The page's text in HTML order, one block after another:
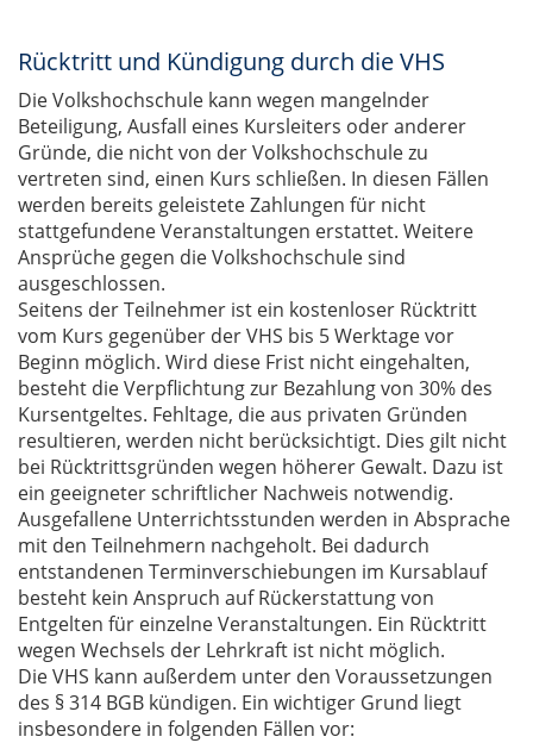
Rücktritt und Kündigung durch die VHS
Die Volkshochschule kann wegen mangelnder
Beteiligung, Ausfall eines Kursleiters oder anderer
Gründe, die nicht von der Volkshochschule zu
vertreten sind, einen Kurs schließen. In diesen Fällen
werden bereits geleistete Zahlungen für nicht
stattgefundene Veranstaltungen erstattet. Weitere
Ansprüche gegen die Volkshochschule sind
ausgeschlossen.
Seitens der Teilnehmer ist ein kostenloser Rücktritt
vom Kurs gegenüber der VHS bis 5 Werktage vor
Beginn möglich. Wird diese Frist nicht eingehalten,
besteht die Verpflichtung zur Bezahlung von 30% des
Kursentgeltes. Fehltage, die aus privaten Gründen
resultieren, werden nicht berücksichtigt. Dies gilt nicht
bei Rücktrittsgründen wegen höherer Gewalt. Dazu ist
ein geeigneter schriftlicher Nachweis notwendig.
Ausgefallene Unterrichtsstunden werden in Absprache
mit den Teilnehmern nachgeholt. Bei dadurch
entstandenen Terminverschiebungen im Kursablauf
besteht kein Anspruch auf Rückerstattung von
Entgelten für einzelne Veranstaltungen. Ein Rücktritt
wegen Wechsels der Lehrkraft ist nicht möglich.
Die VHS kann außerdem unter den Voraussetzungen
des § 314 BGB kündigen. Ein wichtiger Grund liegt
insbesondere in folgenden Fällen vor: